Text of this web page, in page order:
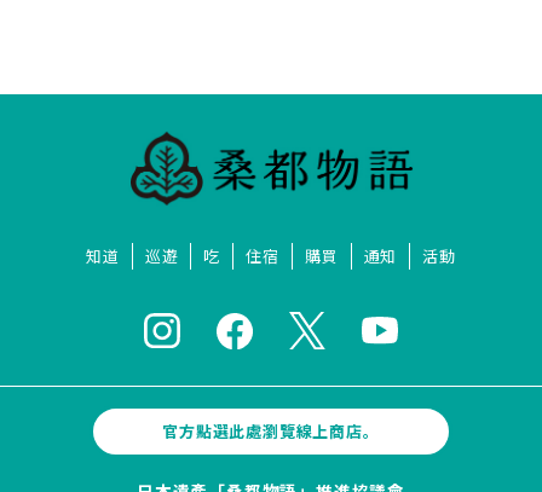
知道 巡遊 吃 住宿 購買 通知 活動
官方點選此處瀏覽線上商店。